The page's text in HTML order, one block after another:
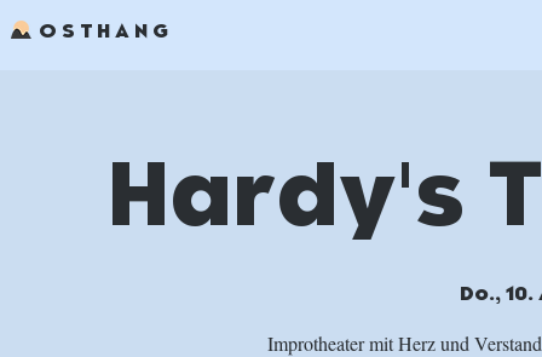
OSTHANG
Hardy's
Do., 10.
Improtheater mit Herz und